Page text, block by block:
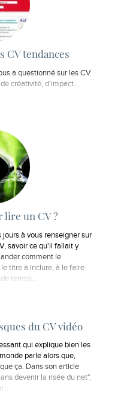
CV tendances
a questionné sur les CV
créativité, d’impact...
lire un CV ?
à vous renseigner sur
savoir ce qu'il fallait y
comment le
titre à inclure, à le faire
temps…
du CV vidéo
qui explique bien les
parle alors que,
ça. Dans son article
devenir la risée du net",